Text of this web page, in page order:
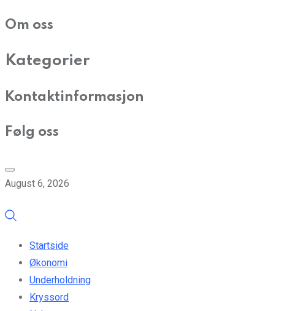
Om oss
Kategorier
Kontaktinformasjon
Følg oss
August 6, 2026
Startside
Økonomi
Underholdning
Kryssord